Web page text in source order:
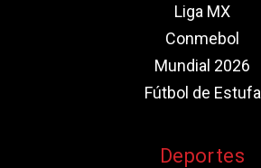
Liga MX
Conmebol
Mundial 2026
Fútbol de Estufa
Deportes